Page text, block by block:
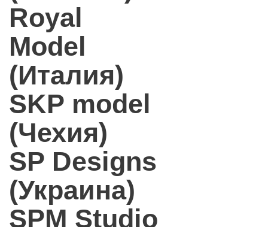
Royal
Model
(Италия)
SKP model
(Чехия)
SP Designs
(Украина)
SPM Studio